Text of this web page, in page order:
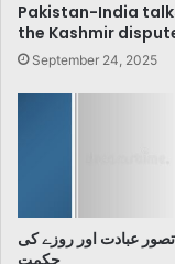
Pakistan-India
the Kashmir
September 24, 2025
عبادت اور روزے کی